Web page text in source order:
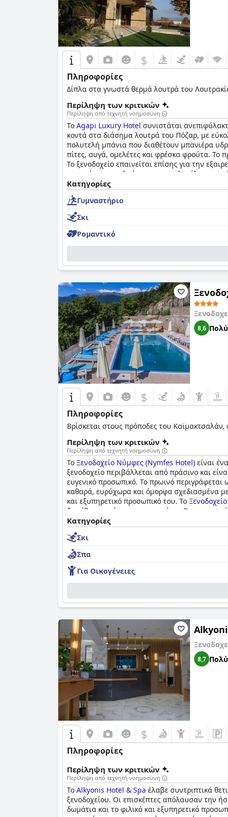
$
Πληροφορίες
Δίπλα στα γνωστά θερμά λουτρά του
Περίληψη των κριτικών
Περίληψη από τεχνητή νοημοσύνη
Το Agapi Luxury Hotel συνιστάται
κοντά στα διάσημα λουτρά του Πόζαρ, με
πολυτελή μπάνια που διαθέτουν μπανιέρα
πίτες, αυγά, ομελέτες και φρέσκα φρούτα. Το
Το ξενοδοχείο επαινείται επίσης για την
μπορούν να απολαύσουν την πολυτέλεια των
Agapi Luxury Hotel
Κατηγορίες
Γυμναστήριο
Σκι
Ρομαντικό
8,6
$
Πληροφορίες
Βρίσκεται στους πρόποδες του
Περίληψη των κριτικών
Περίληψη από τεχνητή νοημοσύνη
Το Ξενοδοχείο Νύμφες (Nymfes Hotel) είναι
ξενοδοχείο περιβάλλεται από πράσινο και
ευγενικό προσωπικό. Το πρωινό
καθαρά, ευρύχωρα και όμορφα σχεδιασμένα με
και εξυπηρετικό προσωπικό του. Το
διατίθεται ακόμη και το χειμώνα. Οι
κριτικές, συνολικά το
Κατηγορίες
Σκι
Σπα
Για Οικογένειες
8,7
$
Πληροφορίες
Περίληψη των κριτικών
Περίληψη από τεχνητή νοημοσύνη
Το Alkyonis Hotel & Spa έλαβε συντριπτικά
ξενοδοχείου. Οι επισκέπτες απόλαυσαν την
δωμάτια και το φιλικό και εξυπηρετικό